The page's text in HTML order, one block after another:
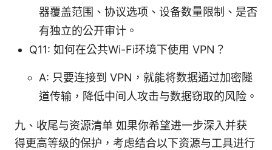
器覆盖范围、协议选项、设备数量限制、是否
有独立的公开审计。
Q11: 如何在公共Wi-Fi环境下使用 VPN？
A: 只要连接到 VPN，就能将数据通过加密隧
道传输，降低中间人攻击与数据窃取的风险。
九、收尾与资源清单 如果你希望进一步深入并获
得更高等级的保护，考虑结合以下资源与工具进行